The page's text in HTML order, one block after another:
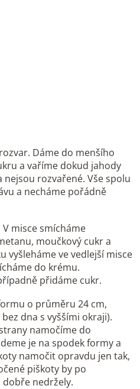
Dáme do menšího
a vaříme dokud jahody
rozvařené. Vše spolu
a necháme pořádně
misce smícháme
moučkový cukr a
vyšleháme ve vedlejší misce
do krému.
přidáme cukr.
o průměru 24 cm,
dna s vyššími okraji).
namočíme do
je na spodek formy a
namočit opravdu jen tak,
piškoty by po
nedržely.